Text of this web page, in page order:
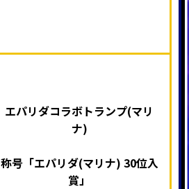
エパリダコラボトランプ(マリ
ナ)
称号「エパリダ(マリナ) 30位入
賞」